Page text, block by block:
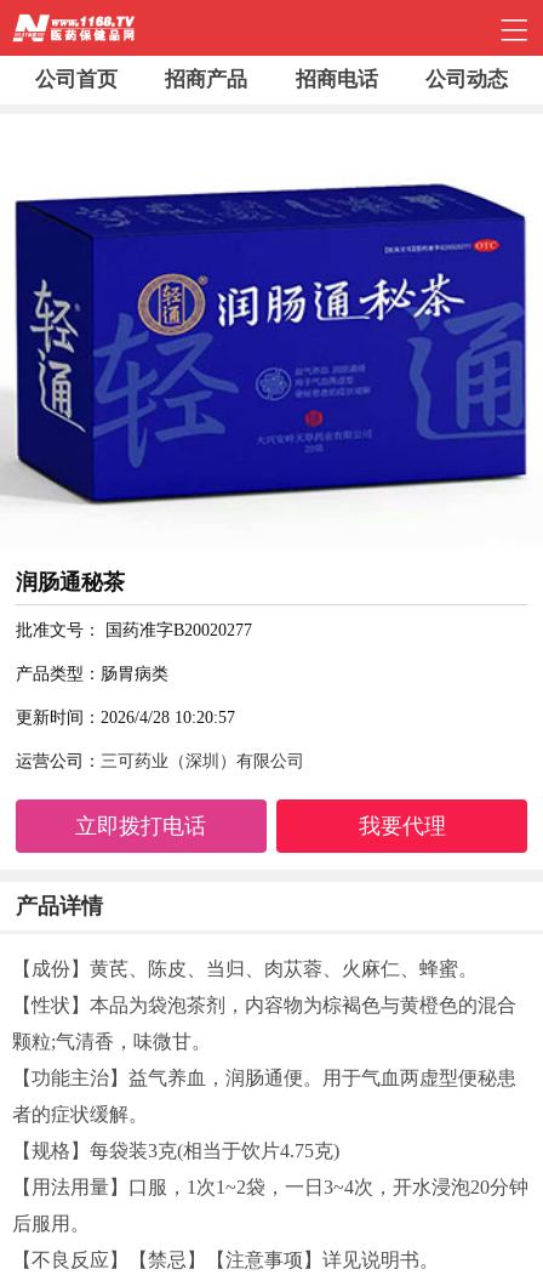
公司首页 招商产品 招商电话 公司动态
润肠通秘茶
批准文号： 国药准字B20020277
产品类型：肠胃病类
更新时间：2026/4/28 10:20:57
运营公司： 三可药业（深圳）有限公司
立即拨打电话 我要代理
产品详情
【成份】黄芪、陈皮、当归、肉苁蓉、火麻仁、蜂蜜。
【性状】本品为袋泡茶剂，内容物为棕褐色与黄橙色的混合
颗粒;气清香，味微甘。
【功能主治】益气养血，润肠通便。用于气血两虚型便秘患
者的症状缓解。
【规格】每袋装3克(相当于饮片4.75克)
【用法用量】口服，1次1~2袋，一日3~4次，开水浸泡20分钟
后服用。
【不良反应】【禁忌】【注意事项】详见说明书。